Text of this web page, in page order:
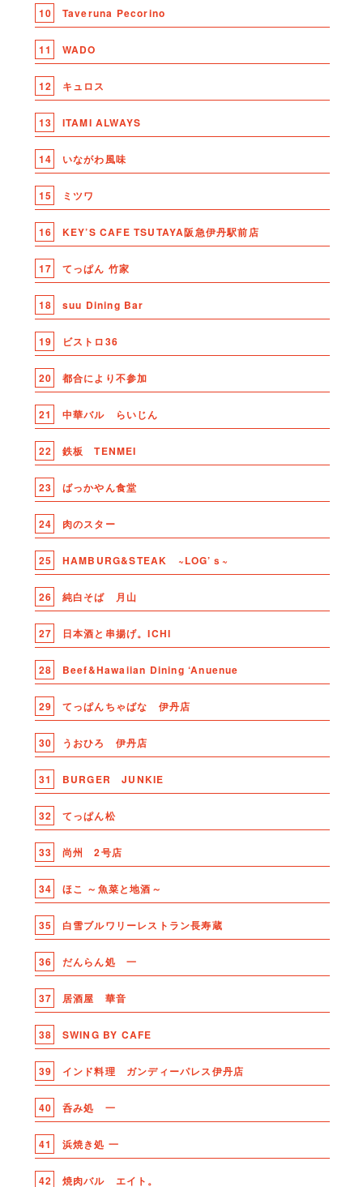
10 Taveruna Pecorino
11 WADO
12 キュロス
13 ITAMI ALWAYS
14 いながわ風味
15 ミツワ
16 KEY’S CAFE TSUTAYA阪急伊丹駅前店
17 てっぱん 竹家
18 suu Dining Bar
19 ビストロ36
20 都合により不参加
21 中華バル らいじん
22 鉄板 TENMEI
23 ばっかやん食堂
24 肉のスター
25 HAMBURG&STEAK ~LOG’ｓ~
26 純白そば 月山
27 日本酒と串揚げ。ICHI
28 Beef&Hawaiian Dining ‘Anuenue
29 てっぱんちゃばな 伊丹店
30 うおひろ 伊丹店
31 BURGER JUNKIE
32 てっぱん松
33 尚州 2号店
34 ほこ ～魚菜と地酒～
35 白雪ブルワリーレストラン長寿蔵
36 だんらん処 一
37 居酒屋 華音
38 SWING BY CAFE
39 インド料理 ガンディーパレス伊丹店
40 呑み処 一
41 浜焼き処 一
42 焼肉バル エイト。